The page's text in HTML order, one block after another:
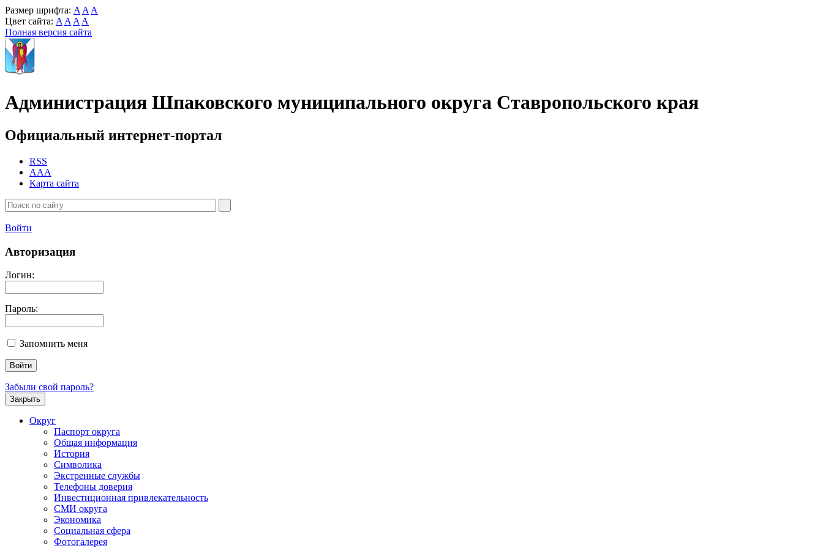
Размер шрифта: A A A
Цвет сайта: A A A A
Полная версия сайта
Администрация Шпаковского муниципального округа Ставропольского края
Официальный интернет-портал
RSS
AAA
Карта сайта
Войти
Авторизация
Логин:
Пароль:
Запомнить меня
Забыли свой пароль?
Закрыть
Округ
Паспорт округа
Общая информация
История
Символика
Экстренные службы
Телефоны доверия
Инвестиционная привлекательность
СМИ округа
Экономика
Социальная сфера
Фотогалерея